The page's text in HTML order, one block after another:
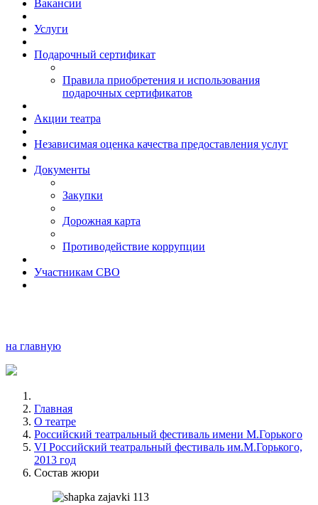
Вакансии
Услуги
Подарочный сертификат
Правила приобретения и использования
подарочных сертификатов
Акции театра
Независимая оценка качества предоставления услуг
Документы
Закупки
Дорожная карта
Противодействие коррупции
Участникам СВО
на главную
Главная
О театре
Российский театральный фестиваль имени М.Горького
VI Российский театральный фестиваль им.М.Горького,
2013 год
Состав жюри